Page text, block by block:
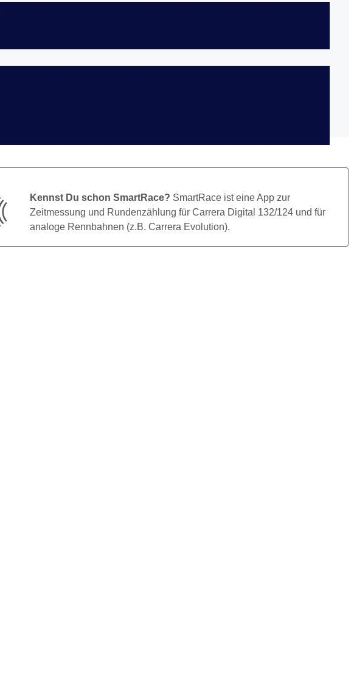
Kennst Du schon SmartRace? SmartRace ist eine App zur
Zeitmessung und Rundenzählung für Carrera Digital 132/124 und für
analoge Rennbahnen (z.B. Carrera Evolution).